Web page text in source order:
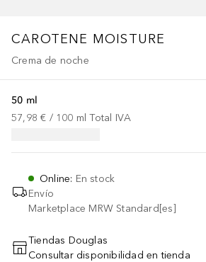
CAROTENE MOISTURE
Crema de noche
50 ml
57,98 € / 100 ml Total IVA
Online: En stock
Envío
Marketplace MRW Standard[es]
AÑADIR AL CARRITO
Tiendas Douglas
Consultar disponibilidad en tienda